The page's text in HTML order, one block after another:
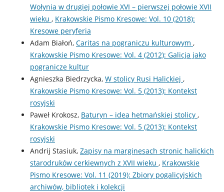
Wołynia w drugiej połowie XVI – pierwszej połowie XVII
wieku , Krakowskie Pismo Kresowe: Vol. 10 (2018):
Kresowe peryferia
Adam Białoń, Caritas na pograniczu kulturowym ,
Krakowskie Pismo Kresowe: Vol. 4 (2012): Galicja jako
pogranicze kultur
Agnieszka Biedrzycka, W stolicy Rusi Halickiej ,
Krakowskie Pismo Kresowe: Vol. 5 (2013): Kontekst
rosyjski
Paweł Krokosz, Baturyn – idea hetmańskiej stolicy ,
Krakowskie Pismo Kresowe: Vol. 5 (2013): Kontekst
rosyjski
Andrij Stasiuk, Zapisy na marginesach stronic halickich
starodruków cerkiewnych z XVII wieku , Krakowskie
Pismo Kresowe: Vol. 11 (2019): Zbiory pogalicyjskich
archiwów, bibliotek i kolekcji